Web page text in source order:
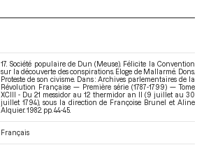
17. Société populaire de Dun (Meuse). Félicite la Convention
sur la découverte des conspirations. Eloge de Mallarmé. Dons.
Proteste de son civisme. Dans : Archives parlementaires de la
Révolution Française — Première série (1787-1799) — Tome
XCIII - Du 21 messidor au 12 thermidor an II (9 juillet au 30
juillet 1794) , sous la direction de Françoise Brunel et Aline
Alquier. 1982. pp. 44-45.
Français